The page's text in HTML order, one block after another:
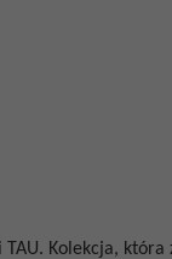
TAU. Kolekcja,